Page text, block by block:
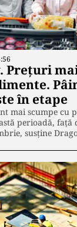
Prețuri
în etape
mai scumpe cu
perioadă,
susține